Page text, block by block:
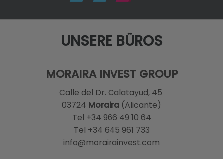
UNSERE BÜROS
MORAIRA INVEST GROUP
Calle del Dr. Calatayud, 45
03724 Moraira (Alicante)
Tel +34 966 49 10 64
Tel +34 645 961 733
info@morairainvest.com